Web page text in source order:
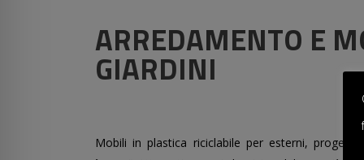
ARREDAMENTO E
GIARDINI
Mobili in plastica riciclabile per esterni,